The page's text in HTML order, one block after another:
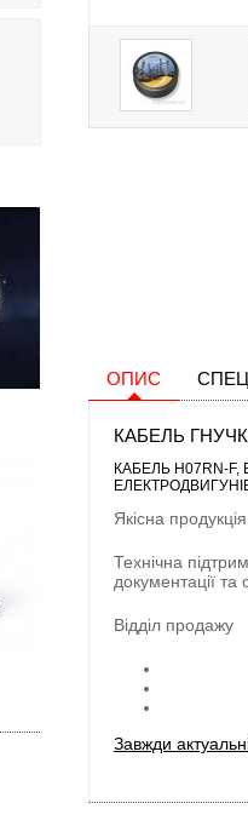
ОПИС
КАБЕЛЬ
КАБЕЛЬ H07RN-F,
Якісна
Технічна
документації та
Відділ продажу
Завжди